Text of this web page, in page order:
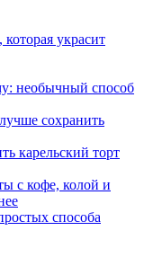
которая украсит
необычный способ
сохранить
карельский торт
с кофе, колой и
способа